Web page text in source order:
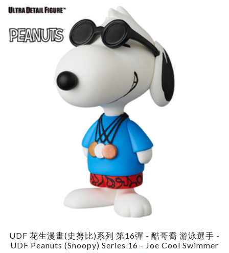
UDF 花生漫畫(史努比)系列 第16彈 - 酷哥喬 游泳選手 -
UDF Peanuts (Snoopy) Series 16 - Joe Cool Swimmer